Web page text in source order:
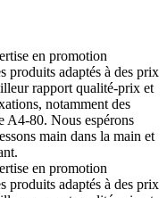
en promotion
produits adaptés à des prix
rapport qualité-prix et
notamment des
A4-80. Nous espérons
main dans la main et
en promotion
produits adaptés à des prix